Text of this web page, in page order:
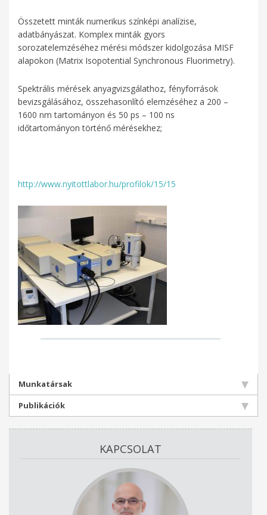
Összetett minták numerikus színképi analízise,
adatbányászat. Komplex minták gyors
sorozatelemzéséhez mérési módszer kidolgozása MISF
alapokon (Matrix Isopotential Synchronous Fluorimetry).
Spektrális mérések anyagvizsgálathoz, fényforrások
bevizsgálásához, összehasonlító elemzéséhez a 200 –
1600 nm tartományon és 50 ps – 100 ns
időtartományon történő mérésekhez;
http://www.nyitottlabor.hu/profilok/15/15
Munkatársak
Publikációk
KAPCSOLAT